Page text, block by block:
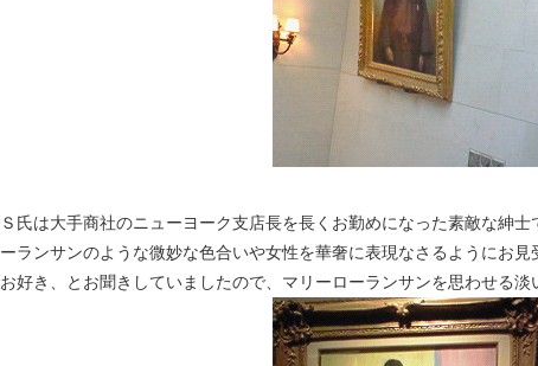
Ｓ氏は大手商社のニューヨーク支店長を長くお勤めになった素敵な紳
ーランサンのような微妙な色合いや女性を華奢に表現なさるようにお
お好き、とお聞きしていましたので、マリーローランサンを思わせる淡